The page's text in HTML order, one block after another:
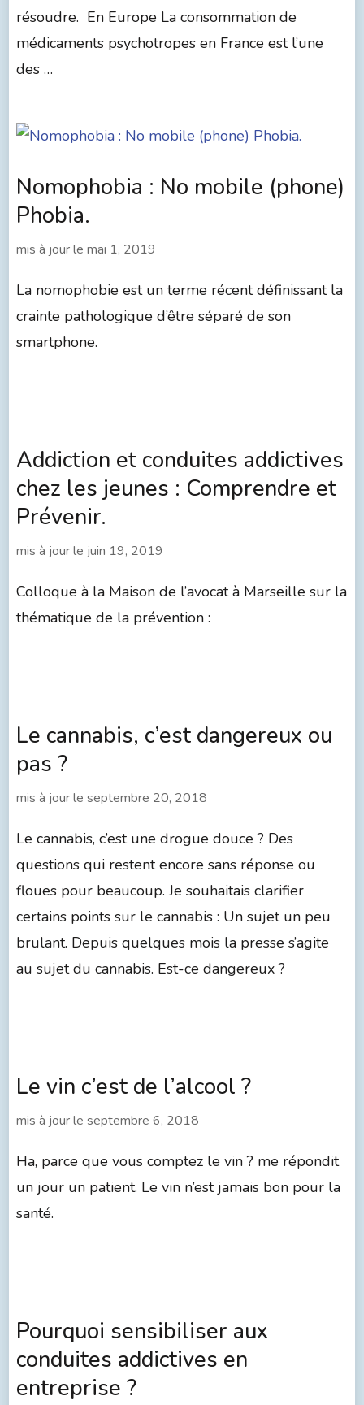
résoudre. En Europe La consommation de
médicaments psychotropes en France est l’une
des …
Nomophobia : No mobile (phone)
Phobia.
mis à jour le mai 1, 2019
La nomophobie est un terme récent définissant la
crainte pathologique d’être séparé de son
smartphone.
Addiction et conduites addictives
chez les jeunes : Comprendre et
Prévenir.
mis à jour le juin 19, 2019
Colloque à la Maison de l’avocat à Marseille sur la
thématique de la prévention :
Le cannabis, c’est dangereux ou
pas ?
mis à jour le septembre 20, 2018
Le cannabis, c’est une drogue douce ? Des
questions qui restent encore sans réponse ou
floues pour beaucoup. Je souhaitais clarifier
certains points sur le cannabis : Un sujet un peu
brulant. Depuis quelques mois la presse s’agite
au sujet du cannabis. Est-ce dangereux ?
Le vin c’est de l’alcool ?
mis à jour le septembre 6, 2018
Ha, parce que vous comptez le vin ? me répondit
un jour un patient. Le vin n’est jamais bon pour la
santé.
Pourquoi sensibiliser aux
conduites addictives en
entreprise ?